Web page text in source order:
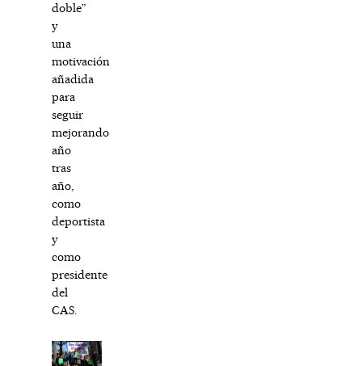
doble”
y
una
motivación
añadida
para
seguir
mejorando
año
tras
año,
como
deportista
y
como
presidente
del
CAS.